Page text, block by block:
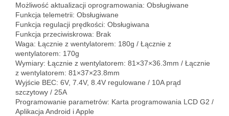
Możliwość aktualizacji oprogramowania: Obsługiwane
Funkcja telemetrii: Obsługiwane
Funkcja regulacji prędkości: Obsługiwana
Funkcja przeciwiskrowa: Brak
Waga: Łącznie z wentylatorem: 180g / Łącznie z
wentylatorem: 170g
Wymiary: Łącznie z wentylatorem: 81×37×36.3mm / Łącznie
z wentylatorem: 81×37×23.8mm
Wyjście BEC: 6V, 7.4V, 8.4V regulowane / 10A prąd
szczytowy / 25A
Programowanie parametrów: Karta programowania LCD G2 /
Aplikacja Android i Apple